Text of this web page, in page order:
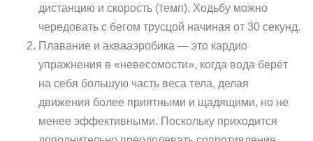
дистанцию ​​и скорость (темп). Ходьбу можно
чередовать с бегом трусцой начиная от 30 секунд.
Плавание и аквааэробика — это кардио
упражнения в «невесомости», когда вода берёт
на себя большую часть веса тела, делая
движения более приятными и щадящими, но не
менее эффективными. Поскольку приходится